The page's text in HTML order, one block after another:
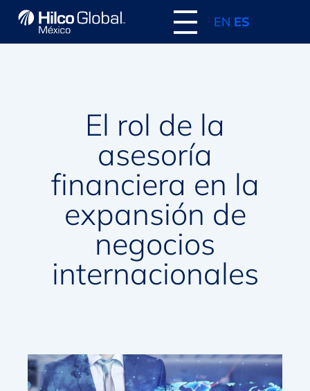
EN ES
El rol de la
asesoría
financiera en la
expansión de
negocios
internacionales